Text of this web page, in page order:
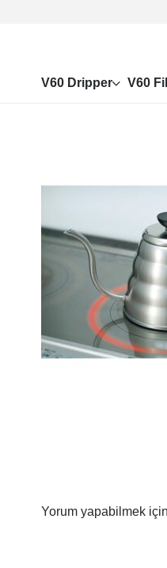
V60 Dripper V60
Yorum yapabilmek için